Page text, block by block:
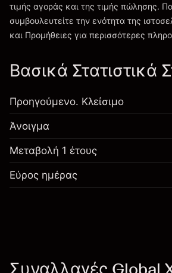
Χρεώσεις και Τέλη
τιμής αγοράς και της τιμής πώλησης.
συμβουλευτείτε την ενότητα της
και Προμήθειες για περισσότερες
Βασικά Στατιστικά
Προηγούμενο. Κλείσιμο
Άνοιγμα
Μεταβολή 1 έτους
Εύρος ημέρας
Συναλλαγές Global